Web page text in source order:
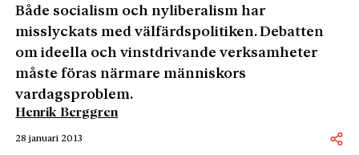
Både socialism och nyliberalism har
misslyckats med välfärdspolitiken. Debatten
om ideella och vinstdrivande verksamheter
måste föras närmare människors
vardagsproblem.
Henrik Berggren
28 januari 2013